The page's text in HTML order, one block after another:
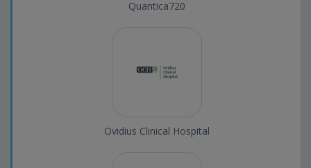
Quantica720
Ovidius Clinical Hospital